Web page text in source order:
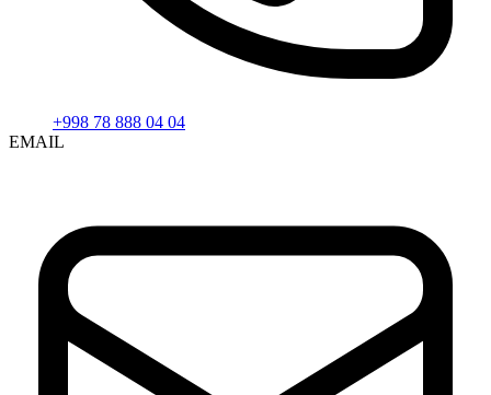
+998 78 888 04 04
EMAIL